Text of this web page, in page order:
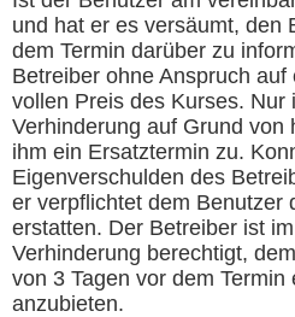
und hat er es versäumt, den
dem Termin darüber zu
Betreiber ohne Anspruch
vollen Preis des Kurses. Nur
Verhinderung auf Grund von
ihm ein Ersatztermin zu.
Eigenverschulden des
er verpflichtet dem Benutzer
erstatten. Der Betreiber ist
Verhinderung berechtigt,
von 3 Tagen vor dem Termin
anzubieten.